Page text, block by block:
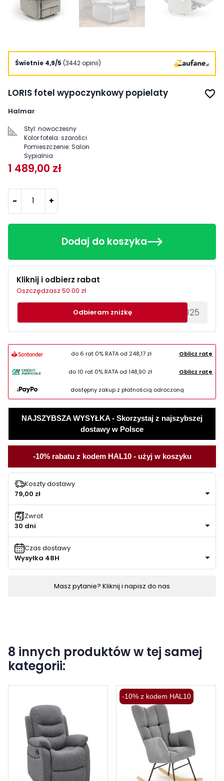
Świetnie 4,9/5 (3442 opinii)
LORIS fotel wypoczynkowy popielaty favorite_border
Halmar
Styl: nowoczesny
Kolor fotela: szarości
Pomieszczenie: Salon
Sypialnia
1 489,00 zł
- +
Dodaj do koszyka
Kliknij i odbierz rabat
Oszczędzasz 50.00 zł
********EWS2025
Odbieram zniżkę
do 6 rat 0% RATA od 248,17 zł Oblicz ratę
do 10 rat 0% RATA od 148,90 zł Oblicz ratę
dostępny zakup z płatnością odroczoną
NAJSZYBSZA WYSYŁKA - Skorzystaj z najszybszej
dostawy w Polsce
-10% rabatu z kodem HAL10 - użyj w koszyku
Koszty dostawy
79,00 zł
Zwrot
30 dni
Czas dostawy
Wysyłka 48H
Masz pytanie? Kliknij i napisz do nas
8 innych produktów w tej samej
kategorii:
-10% z kodem HAL10